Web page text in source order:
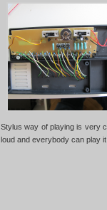
Stylus way of playing is very
loud and everybody can play